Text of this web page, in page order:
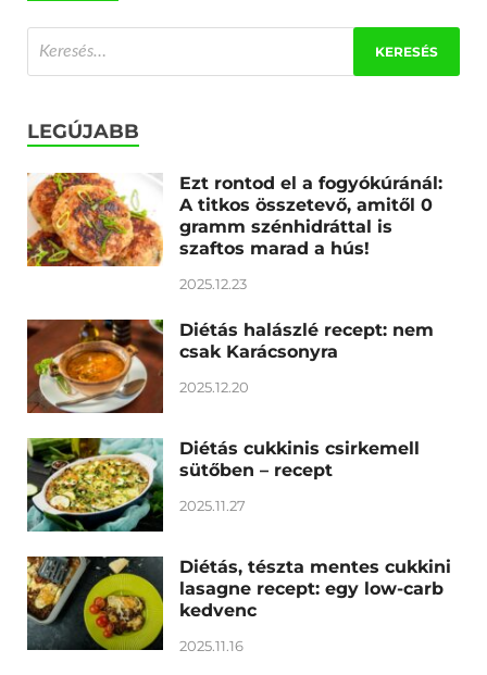
LEGÚJABB
Ezt rontod el a fogyókúránál:
A titkos összetevő, amitől 0
gramm szénhidráttal is
szaftos marad a hús!
2025.12.23
Diétás halászlé recept: nem
csak Karácsonyra
2025.12.20
Diétás cukkinis csirkemell
sütőben – recept
2025.11.27
Diétás, tészta mentes cukkini
lasagne recept: egy low-carb
kedvenc
2025.11.16